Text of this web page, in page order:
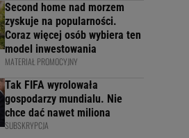
Second home nad morzem
zyskuje na popularności.
Coraz więcej osób wybiera ten
model inwestowania
MATERIAŁ PROMOCYJNY
Tak FIFA wyrolowała
gospodarzy mundialu. Nie
chce dać nawet miliona
SUBSKRYPCJA